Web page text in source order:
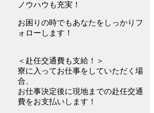
ノウハウも充実！
お困りの時でもあなたをしっかりフ
ォローします！
＜赴任交通費も支給！＞
寮に入ってお仕事をしていただく場
合、
お仕事決定後に現地までの赴任交通
費をお支払いします！